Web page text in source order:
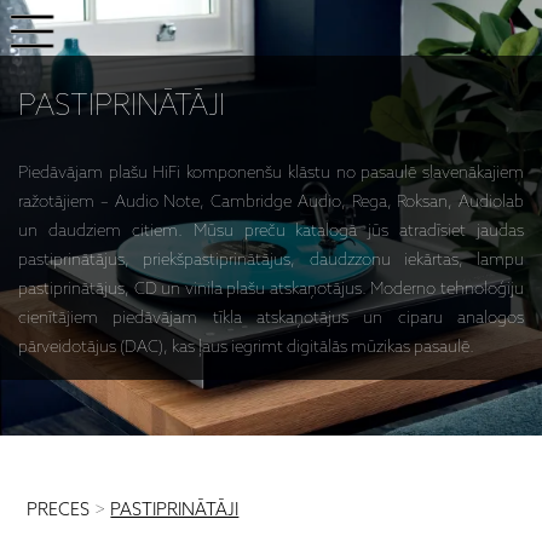
PASTIPRINĀTĀJI
Piedāvājam plašu HiFi komponenšu klāstu no pasaulē slavenākajiem
ražotājiem – Audio Note, Cambridge Audio, Rega, Roksan, Audiolab
un daudziem citiem. Mūsu preču katalogā jūs atradīsiet jaudas
pastiprinātājus, priekšpastiprinātājus, daudzzonu iekārtas, lampu
pastiprinātājus, CD un vinila plašu atskaņotājus. Moderno tehnoloģiju
cienītājiem piedāvājam tīkla atskaņotājus un ciparu analogos
pārveidotājus (DAC), kas ļaus iegrimt digitālās mūzikas pasaulē.
PRECES > PASTIPRINĀTĀJI